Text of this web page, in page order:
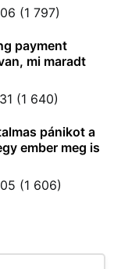
(1 797)
payment
mi maradt
(1 640)
pánikot a
ember meg is
(1 606)